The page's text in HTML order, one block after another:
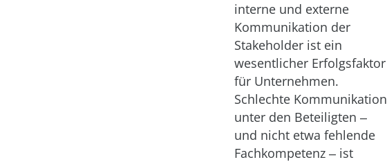
interne und externe
Kommunikation der
Stakeholder ist ein
wesentlicher Erfolgsfaktor
für Unternehmen.
Schlechte Kommunikation
unter den Beteiligten ‒
und nicht etwa fehlende
Fachkompetenz ‒ ist